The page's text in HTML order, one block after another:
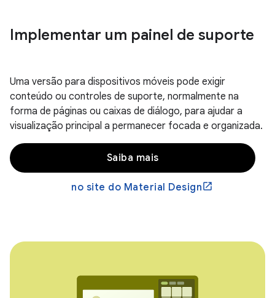
Implementar um painel de suporte
Uma versão para dispositivos móveis pode exigir
conteúdo ou controles de suporte, normalmente na
forma de páginas ou caixas de diálogo, para ajudar a
visualização principal a permanecer focada e organizada.
Saiba mais
no site do Material Design